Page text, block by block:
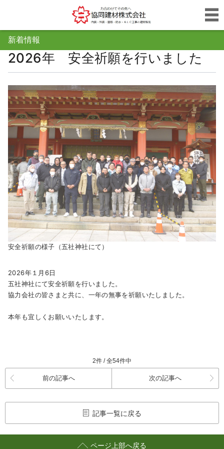
新着情報
2026年 安全祈願を行いました
安全祈願の様子（五社神社にて）
2026年１月6日
五社神社にて安全祈願を行いました。
協力会社の皆さまと共に、一年の無事を祈願いたしました。
本年も宜しくお願いいたします。
2件 / 全54件中
前の記事へ 次の記事へ
記事一覧に戻る
ページ上部へ戻る